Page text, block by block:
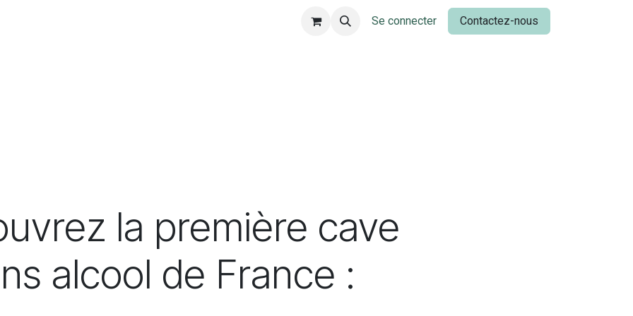
Se connecter Contactez-nous
la première cave
alcool de France :